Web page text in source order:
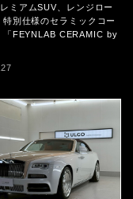
ミアムSUV、レンジロー
特別仕様のセラミックコー
「FEYNLAB CERAMIC by